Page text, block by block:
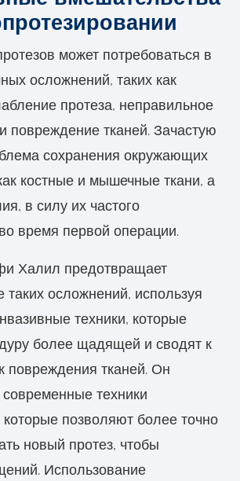
может потребоваться в
осложнений, таких как
протеза, неправильное
повреждение тканей. Зачастую
сохранения окружающих
костные и мышечные ткани, а
в силу их частого
время первой операции.
Халил предотвращает
таких осложнений, используя
техники, которые
более щадящей и сводят к
повреждения тканей. Он
современные техники
которые позволяют более точно
новый протез, чтобы
Использование